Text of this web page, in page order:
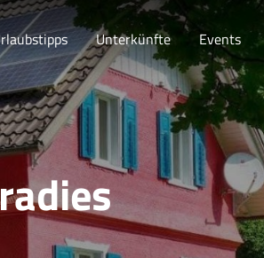
Unterkünfte Events